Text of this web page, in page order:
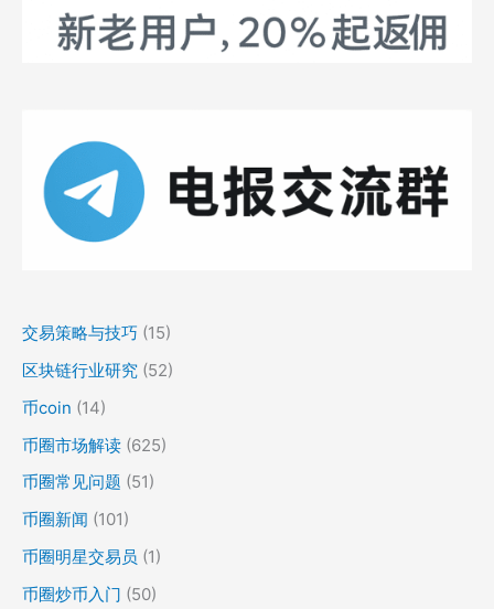
交易策略与技巧 (15)
区块链行业研究 (52)
币coin (14)
币圈市场解读 (625)
币圈常见问题 (51)
币圈新闻 (101)
币圈明星交易员 (1)
币圈炒币入门 (50)